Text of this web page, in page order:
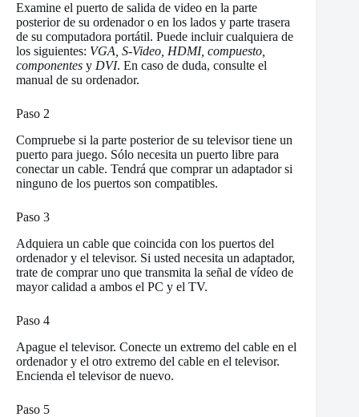
Examine el puerto de salida de video en la parte
posterior de su ordenador o en los lados y parte trasera
de su computadora portátil. Puede incluir cualquiera de
los siguientes: VGA, S-Video, HDMI, compuesto,
componentes y DVI. En caso de duda, consulte el
manual de su ordenador.
Paso 2
Compruebe si la parte posterior de su televisor tiene un
puerto para juego. Sólo necesita un puerto libre para
conectar un cable. Tendrá que comprar un adaptador si
ninguno de los puertos son compatibles.
Paso 3
Adquiera un cable que coincida con los puertos del
ordenador y el televisor. Si usted necesita un adaptador,
trate de comprar uno que transmita la señal de vídeo de
mayor calidad a ambos el PC y el TV.
Paso 4
Apague el televisor. Conecte un extremo del cable en el
ordenador y el otro extremo del cable en el televisor.
Encienda el televisor de nuevo.
Paso 5